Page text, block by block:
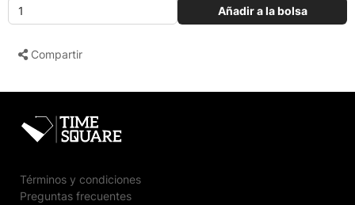
Añadir a la bolsa
Compartir
Términos y condiciones
Preguntas frecuentes